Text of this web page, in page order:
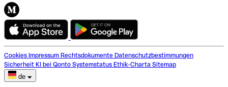
Cookies Impressum Rechtsdokumente Datenschutzbestimmungen
Sicherheit KI bei Qonto Systemstatus Ethik-Charta Sitemap
de